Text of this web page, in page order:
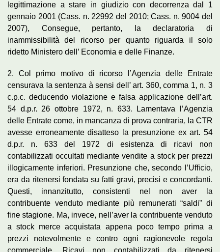
legittimazione a stare in giudizio con decorrenza dal 1
gennaio 2001 (Cass. n. 22992 del 2010; Cass. n. 9004 del
2007), Consegue, pertanto, la declaratoria di
inammissibilità del ricorso per quanto riguarda il solo
ridetto Ministero dell’ Economia e delle Finanze.
2. Col primo motivo di ricorso l’Agenzia delle Entrate
censurava la sentenza à sensi dell’ art. 360, comma 1, n. 3
c.p.c. deducendo violazione e falsa applicazione dell’art.
54 d.p.r. 26 ottobre 1972, n. 633. Lamentava l’Agenzia
delle Entrate come, in mancanza di prova contraria, la CTR
avesse erroneamente disatteso la presunzione ex art. 54
d.p.r. n. 633 del 1972 di esistenza di ricavi non
contabilizzati occultati mediante vendite a stock per prezzi
illogicamente inferiori. Presunzione che, secondo l’Ufficio,
era da ritenersi fondata su fatti gravi, precisi e concordanti.
Questi, innanzitutto, consistenti nel non aver la
contribuente venduto mediante più remunerati “saldi” di
fine stagione. Ma, invece, nell’aver la contribuente venduto
a stock merce acquistata appena poco tempo prima a
prezzi notevolmente e contro ogni ragionevole regola